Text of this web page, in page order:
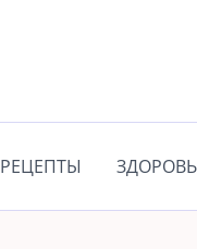
РЕЦЕПТЫ